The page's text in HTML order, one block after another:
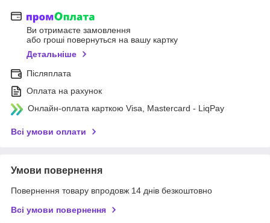
Ви отримаєте замовлення
або гроші повернуться на вашу картку
Детальніше
Післяплата
Оплата на рахунок
Онлайн-оплата карткою Visa, Mastercard - LiqPay
Всі умови оплати
Умови повернення
Повернення товару впродовж 14 днів безкоштовно
Всі умови повернення